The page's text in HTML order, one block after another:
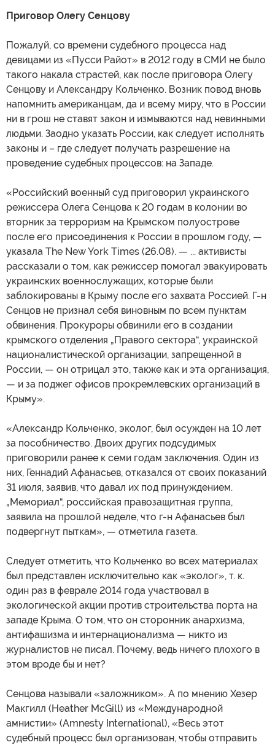
Приговор Олегу Сенцову
Пожалуй, со времени судебного процесса над
девицами из «Пусси Райот» в 2012 году в СМИ не было
такого накала страстей, как после приговора Олегу
Сенцову и Александру Кольченко. Возник повод вновь
напомнить американцам, да и всему миру, что в России
ни в грош не ставят закон и измываются над невинными
людьми. Заодно указать России, как следует исполнять
законы и – где следует получать разрешение на
проведение судебных процессов: на Западе.
«Российский военный суд приговорил украинского
режиссера Олега Сенцова к 20 годам в колонии во
вторник за терроризм на Крымском полуострове
после его присоединения к России в прошлом году, —
указала The New York Times (26.08). — ... активисты
рассказали о том, как режиссер помогал эвакуировать
украинских военнослужащих, которые были
заблокированы в Крыму после его захвата Россией. Г-н
Сенцов не признал себя виновным по всем пунктам
обвинения. Прокуроры обвинили его в создании
крымского отделения „Правого сектора“, украинской
националистической организации, запрещенной в
России, — он отрицал это, также как и эта организация,
— и за поджег офисов прокремлевских организаций в
Крыму».
«Александр Кольченко, эколог, был осужден на 10 лет
за пособничество. Двоих других подсудимых
приговорили ранее к семи годам заключения. Один из
них, Геннадий Афанасьев, отказался от своих показаний
31 июля, заявив, что давал их под принуждением.
„Мемориал“, российская правозащитная группа,
заявила на прошлой неделе, что г-н Афанасьев был
подвергнут пыткам», — отметила газета.
Следует отметить, что Кольченко во всех материалах
был представлен исключительно как «эколог», т. к.
один раз в феврале 2014 года участвовал в
экологической акции против строительства порта на
западе Крыма. О том, что он сторонник анархизма,
антифашизма и интернационализма — никто из
журналистов не писал. Почему, ведь ничего плохого в
этом вроде бы и нет?
Сенцова называли «заложником». А по мнению Хезер
Макгилл (Heather McGill) из «Международной
амнистии» (Amnesty International), «Весь этот
судебный процесс был организован, чтобы отправить